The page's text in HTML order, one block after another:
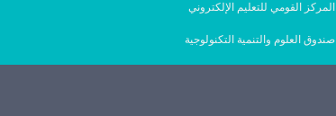
المركز القومي للتعليم الإلكتروني
صندوق العلوم والتنمية التكنولوجية